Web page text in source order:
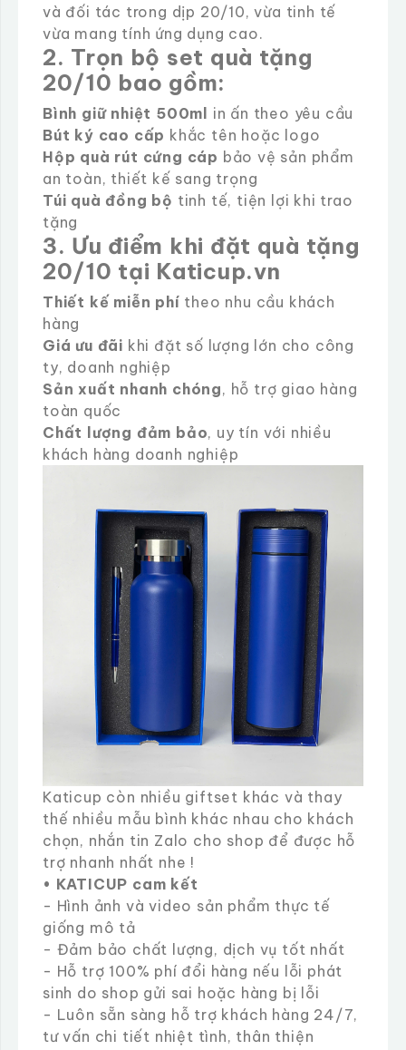
và đối tác trong dịp 20/10, vừa tinh tế
vừa mang tính ứng dụng cao.
2. Trọn bộ set quà tặng
20/10 bao gồm:
Bình giữ nhiệt 500ml
in ấn theo yêu cầu
Bút ký cao cấp khắc tên hoặc logo
Hộp quà rút cứng cáp bảo vệ sản phẩm
an toàn, thiết kế sang trọng
Túi quà đồng bộ tinh tế, tiện lợi khi trao
tặng
3. Ưu điểm khi đặt quà tặng
20/10 tại Katicup.vn
Thiết kế miễn phí theo nhu cầu khách
hàng
Giá ưu đãi khi đặt số lượng lớn cho công
ty, doanh nghiệp
Sản xuất nhanh chóng, hỗ trợ giao hàng
toàn quốc
Chất lượng đảm bảo, uy tín với nhiều
khách hàng doanh nghiệp
Katicup còn nhiều giftset khác và thay
thế nhiều mẫu bình khác nhau cho khách
chọn, nhắn tin Zalo cho shop để được hỗ
trợ nhanh nhất nhe !
• KATICUP cam kết
- Hình ảnh và video sản phẩm thực tế
giống mô tả
- Đảm bảo chất lượng, dịch vụ tốt nhất
- Hỗ trợ 100% phí đổi hàng nếu lỗi phát
sinh do shop gửi sai hoặc hàng bị lỗi
- Luôn sẵn sàng hỗ trợ khách hàng 24/7,
tư vấn chi tiết nhiệt tình, thân thiện